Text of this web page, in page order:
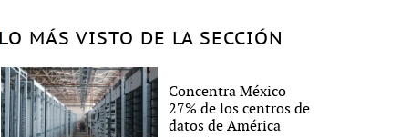
LO MÁS VISTO DE LA SECCIÓN
Concentra México
27% de los centros de
datos de América